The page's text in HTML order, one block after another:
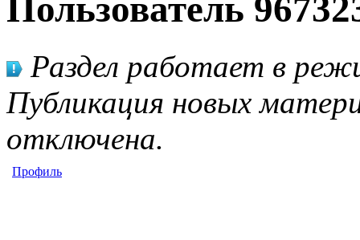
Пользователь
Раздел работает в
Публикация новых
отключена.
Профиль